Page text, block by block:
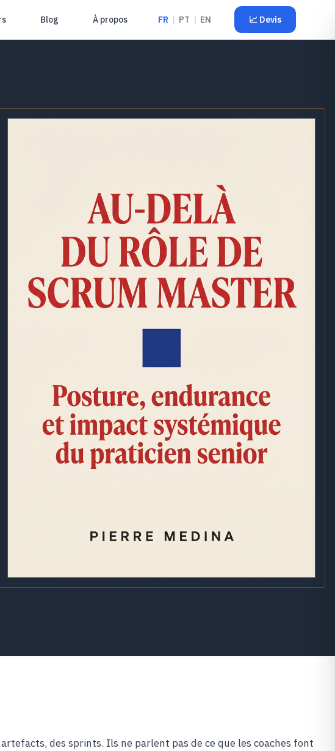
Blog À propos FR | PT | EN 📈 Devis
des sprints. Ils ne parlent pas de ce que les coaches font